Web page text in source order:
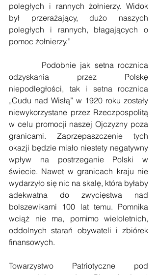
poległych i rannych żołnierzy. Widok
był przerażający, dużo naszych
poległych i rannych, błagających o
pomoc żołnierzy.”
odzyskania przez Polskę
niepodległości, tak i setna rocznica
„Cudu nad Wisłą” w 1920 roku zostały
niewykorzystane przez Rzeczpospolitą
w celu promocji naszej Ojczyzny poza
granicami. Zaprzepaszczenie tych
okazji będzie miało niestety negatywny
wpływ na postrzeganie Polski w
świecie. Nawet w granicach kraju nie
wydarzyło się nic na skalę, która byłaby
adekwatna do zwycięstwa nad
bolszewikami 100 lat temu. Pomnika
wciąż nie ma, pomimo wieloletnich,
oddolnych starań obywateli i zbiórek
finansowych.
Towarzystwo Patriotyczne pod